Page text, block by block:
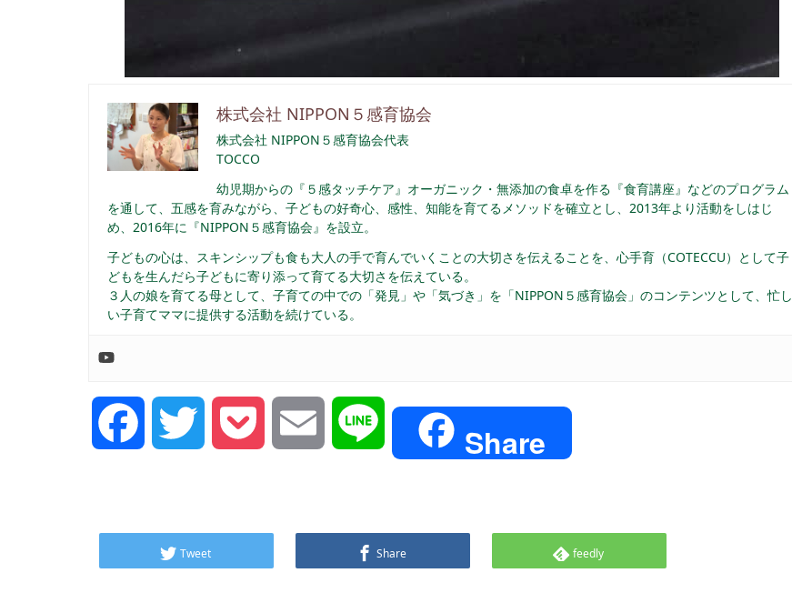
株式会社 NIPPON５感育協会
株式会社 NIPPON５感育協会代表
TOCCO
幼児期からの『５感タッチケア』オーガニック・無添加の食卓を作る『食育講座』などのプログラム
を通して、五感を育みながら、子どもの好奇心、感性、知能を育てるメソッドを確立とし、2013年より活動をしはじ
め、2016年に『NIPPON５感育協会』を設立。
子どもの心は、スキンシップも食も大人の手で育んでいくことの大切さを伝えることを、心手育（COTECCU）として子
どもを生んだら子どもに寄り添って育てる大切さを伝えている。
３人の娘を育てる母として、子育ての中での「発見」や「気づき」を「NIPPON５感育協会」のコンテンツとして、忙し
い子育てママに提供する活動を続けている。
Facebook Twitter Pocket Email Share
Tweet Share feedly